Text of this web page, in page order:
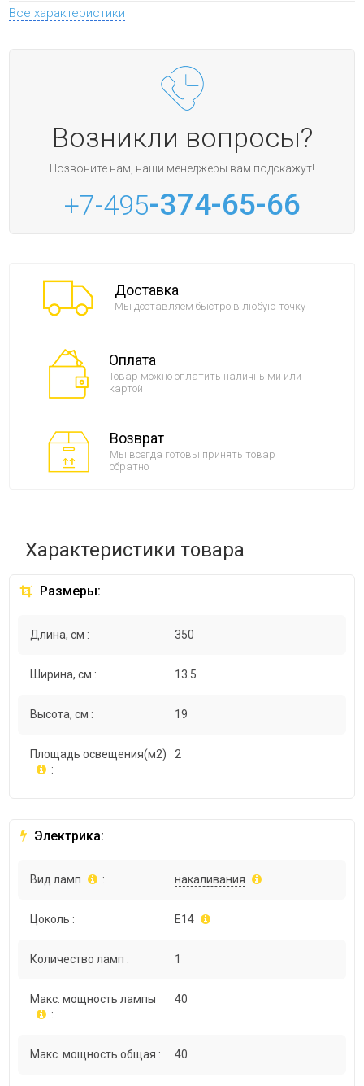
Все характеристики
Возникли вопросы?
Позвоните нам, наши менеджеры вам подскажут!
+7-495-374-65-66
Доставка
Мы доставляем быстро в любую точку
Оплата
Товар можно оплатить наличными или
картой
Возврат
Мы всегда готовы принять товар
обратно
Характеристики товара
Размеры:
Длина, см : 350
Ширина, см : 13.5
Высота, см : 19
Площадь освещения(м2)
:
2
Электрика:
Вид ламп : накаливания
Цоколь : E14
Количество ламп : 1
Макс. мощность лампы
:
40
Макс. мощность общая : 40